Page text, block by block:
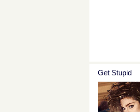
Get Stupid